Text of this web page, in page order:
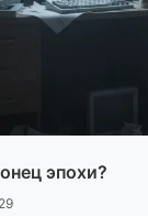
эпохи?